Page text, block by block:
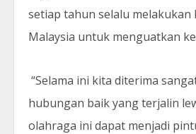
setiap tahun selalu melakukan
Malaysia untuk menguatkan
“Selama ini kita diterima
hubungan baik yang terjalin
olahraga ini dapat menjadi